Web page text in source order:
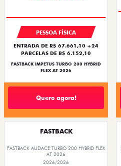
PESSOA FÍSICA
ENTRADA DE R$ 67.661,10 +24
PARCELAS DE R$ 6.152,10
FASTBACK IMPETUS TURBO 200 HYBRID
FLEX AT 2026
Quero agora!
FASTBACK
FASTBACK AUDACE TURBO 200 HYBRID FLEX
AT 2026
2026/2026